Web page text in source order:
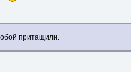
притащили.